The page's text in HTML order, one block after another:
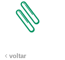
voltar